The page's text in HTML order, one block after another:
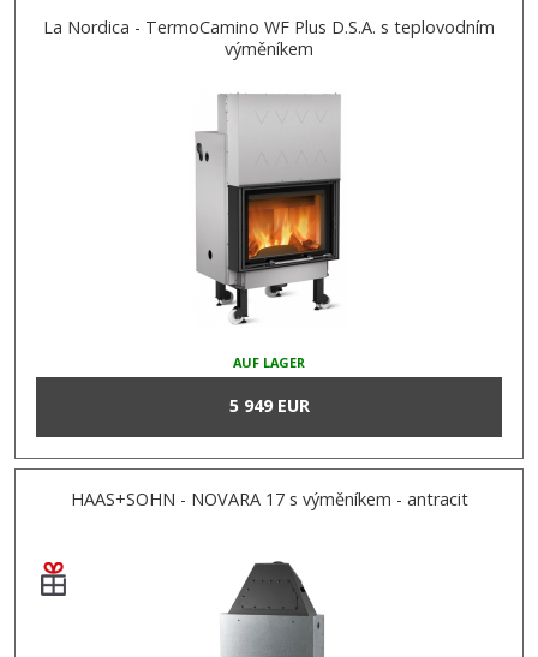
La Nordica - TermoCamino WF Plus D.S.A. s teplovodním
výměníkem
AUF LAGER
5 949 EUR
HAAS+SOHN - NOVARA 17 s výměníkem - antracit